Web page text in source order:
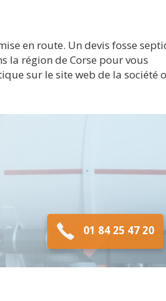
en route. Un devis fosse
la région de Corse pour vous
sur le site web de la société
01 84 25 47 20